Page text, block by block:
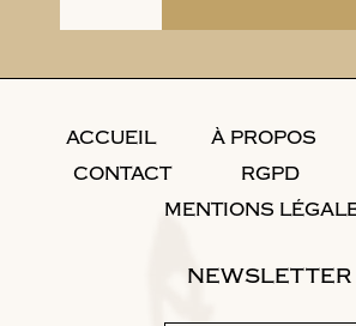
ACCUEIL À PROPOS
CONTACT
RGPD
MENTIONS
NEWSLETTER